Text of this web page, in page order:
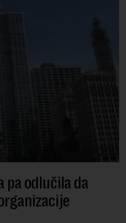
pa odlučila da